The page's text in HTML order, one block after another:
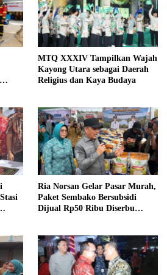
MTQ XXXIV Tampilkan Wajah
Kayong Utara sebagai Daerah
Religius dan Kaya Budaya
Ria Norsan Gelar Pasar Murah,
Paket Sembako Bersubsidi
Dijual Rp50 Ribu Diserbu